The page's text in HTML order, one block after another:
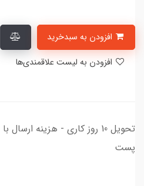
تحویل 10 روز کاری - هزینه
پست